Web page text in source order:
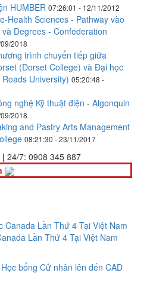
HUMBER 07:26:01 - 12/11/2012
Health Sciences - Pathway vào
Degrees - Confederation
2018
trình chuyển tiếp giữa
(Dorset College) và Đại học
University) 05:20:48 -
nghệ Kỹ thuật điện - Algonquin
2018
and Pastry Arts Management
08:21:30 - 23/11/2017
| 24/7: 0908 345 887
Lần Thứ 4 Tại Việt Nam